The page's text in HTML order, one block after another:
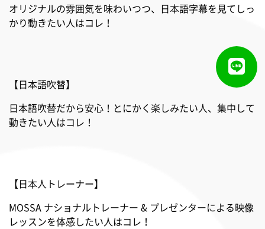
オリジナルの雰囲気を味わいつつ、日本語字幕を見てしっ
かり動きたい人はコレ！
【日本語吹替】
日本語吹替だから安心！とにかく楽しみたい人、集中して
動きたい人はコレ！
【日本人トレーナー】
MOSSA ナショナルトレーナー & プレゼンターによる映像
レッスンを体感したい人はコレ！